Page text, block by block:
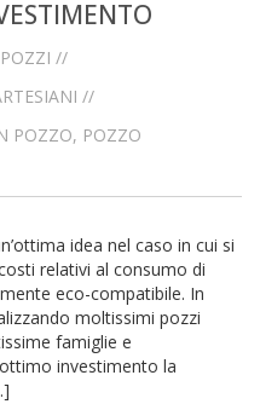
POZZI //
//
POZZO, POZZO
idea nel caso in cui si
relativi al consumo di
eco-compatibile. In
moltissimi pozzi
famiglie e
investimento la